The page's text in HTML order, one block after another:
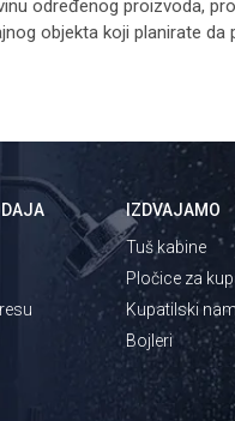
određenog proizvoda,
objekta koji planirate da
IZDVAJAMO
Tuš kabine
Pločice za
Kupatilski
Bojleri